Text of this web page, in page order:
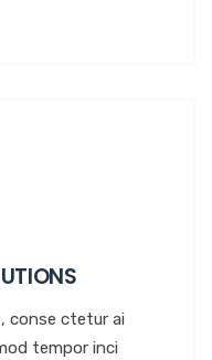
conse ctetur ai
tempor inci